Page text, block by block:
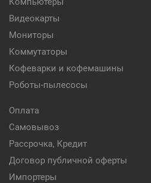
Видеокарты
Мониторы
Коммутаторы
Кофеварки и кофемашины
Роботы-пылесосы
Оплата
Самовывоз
Рассрочка, Кредит
Договор публичной оферты
Импортеры